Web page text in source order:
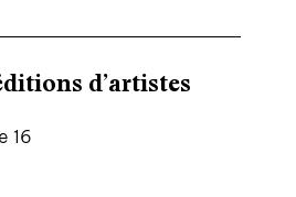
d’artistes
16